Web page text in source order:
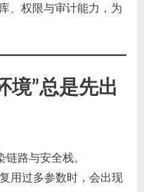
、权限与审计能力，为
境”总是先出
路与安全栈。
用过多参数时，会出现